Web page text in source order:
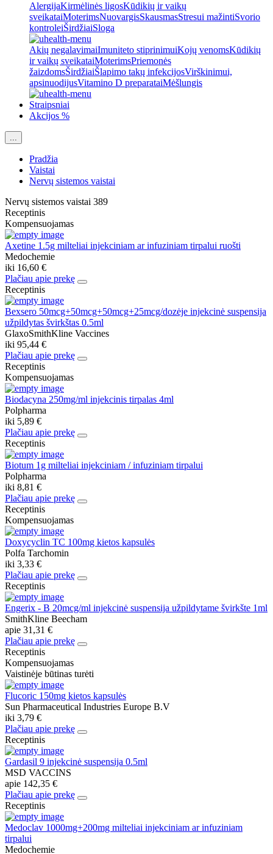
AlergijaKirmėlinės ligosKūdikių ir vaikų
sveikataiMoterimsNuovargisSkausmasStresui mažintiSvorio
kontroleiŠirdžiaiSloga
Akių negalavimaiImuniteto stiprinimuiKojų venomsKūdikių
ir vaikų sveikataiMoterimsPriemonės
žaizdomsŠirdžiaiŠlapimo takų infekcijosVirškinimui,
apsinuodijusVitamino D preparataiMėšlungis
Straipsniai
Akcijos %
...
Pradžia
Vaistai
Nervų sistemos vaistai
Nervų sistemos vaistai 389
Receptinis
Kompensuojamas
Axetine 1.5g milteliai injekciniam ar infuziniam tirpalui ruošti
Medochemie
iki 16,60 €
Plačiau apie prekę
Receptinis
Bexsero 50mcg+50mcg+50mcg+25mcg/dozėje injekcinė suspensija
užpildytas švirkštas 0.5ml
GlaxoSmithKline Vaccines
iki 95,44 €
Plačiau apie prekę
Receptinis
Kompensuojamas
Biodacyna 250mg/ml injekcinis tirpalas 4ml
Polpharma
iki 5,89 €
Plačiau apie prekę
Receptinis
Biotum 1g milteliai injekciniam / infuziniam tirpalui
Polpharma
iki 8,81 €
Plačiau apie prekę
Receptinis
Kompensuojamas
Doxycyclin TC 100mg kietos kapsulės
Polfa Tarchomin
iki 3,33 €
Plačiau apie prekę
Receptinis
Engerix - B 20mcg/ml injekcinė suspensija užpildytame švirkšte 1ml
SmithKline Beecham
apie 31,31 €
Plačiau apie prekę
Receptinis
Kompensuojamas
Vaistinėje būtinas turėti
Flucoric 150mg kietos kapsulės
Sun Pharmaceutical Industries Europe B.V
iki 3,79 €
Plačiau apie prekę
Receptinis
Gardasil 9 injekcinė suspensija 0.5ml
MSD VACCINS
apie 142,35 €
Plačiau apie prekę
Receptinis
Medoclav 1000mg+200mg milteliai injekciniam ar infuziniam
tirpalui
Medochemie